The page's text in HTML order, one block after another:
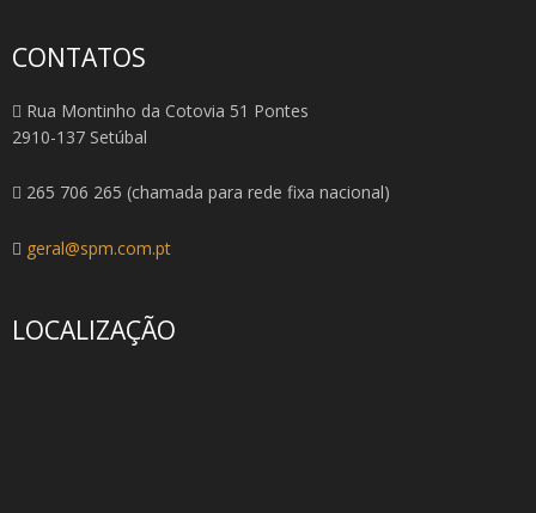
CONTATOS
Rua Montinho da Cotovia 51 Pontes
2910-137 Setúbal
265 706 265 (chamada para rede fixa nacional)
geral@spm.com.pt
LOCALIZAÇÃO